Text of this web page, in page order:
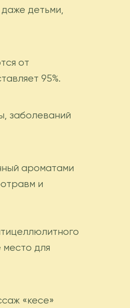
детьми,
от
95%.
заболеваний
ароматами
и
для
«кесе»